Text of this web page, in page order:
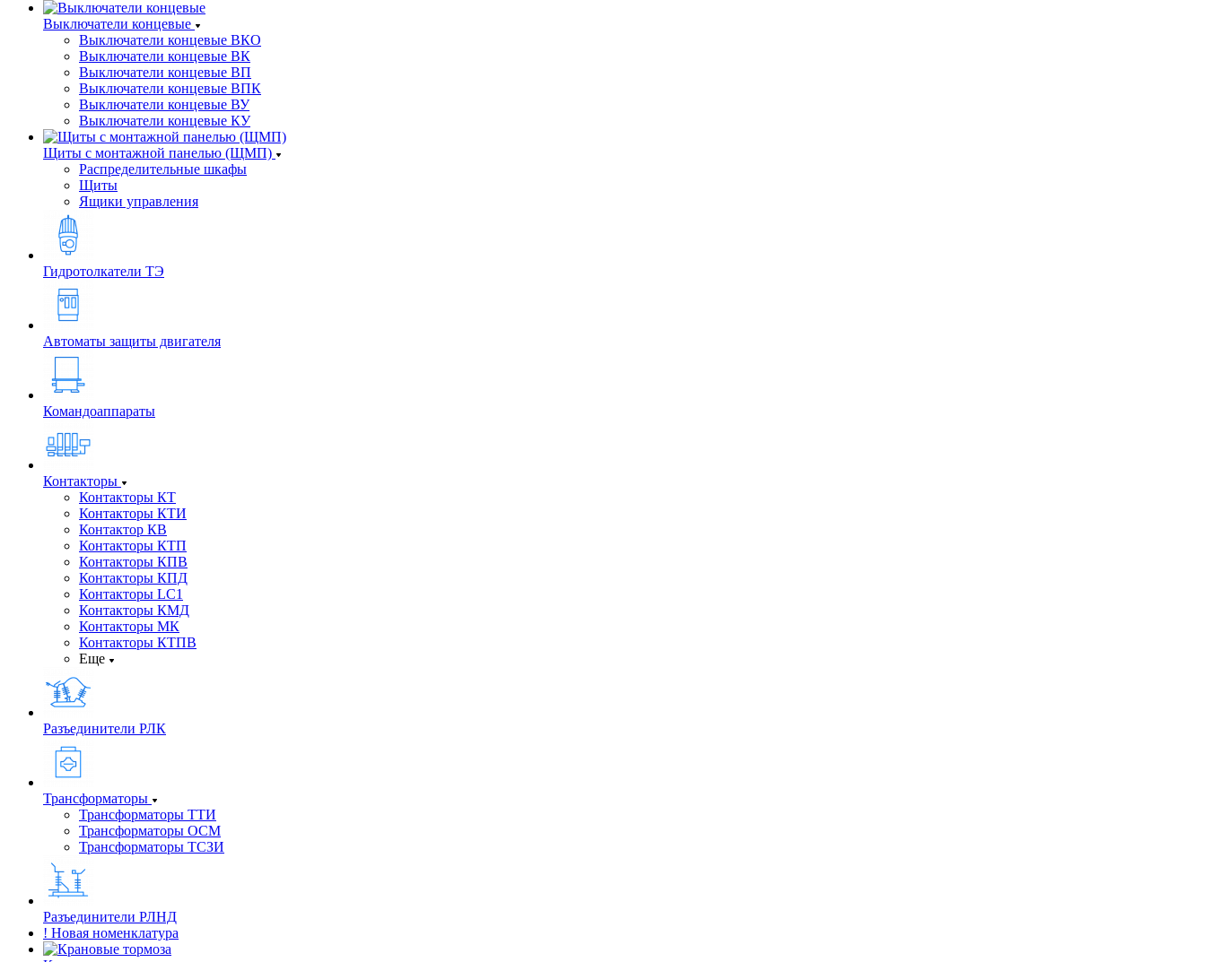
Выключатели концевые
Выключатели концевые ВКО
Выключатели концевые ВК
Выключатели концевые ВП
Выключатели концевые ВПК
Выключатели концевые ВУ
Выключатели концевые КУ
Щиты с монтажной панелью (ЩМП)
Распределительные шкафы
Щиты
Ящики управления
Гидротолкатели ТЭ
Автоматы защиты двигателя
Командоаппараты
Контакторы
Контакторы КТ
Контакторы КТИ
Контактор КВ
Контакторы КТП
Контакторы КПВ
Контакторы КПД
Контакторы LC1
Контакторы КМД
Контакторы МК
Контакторы КТПВ
Еще
Разъединители РЛК
Трансформаторы
Трансформаторы ТТИ
Трансформаторы ОСМ
Трансформаторы ТСЗИ
Разъединители РЛНД
! Новая номенклатура